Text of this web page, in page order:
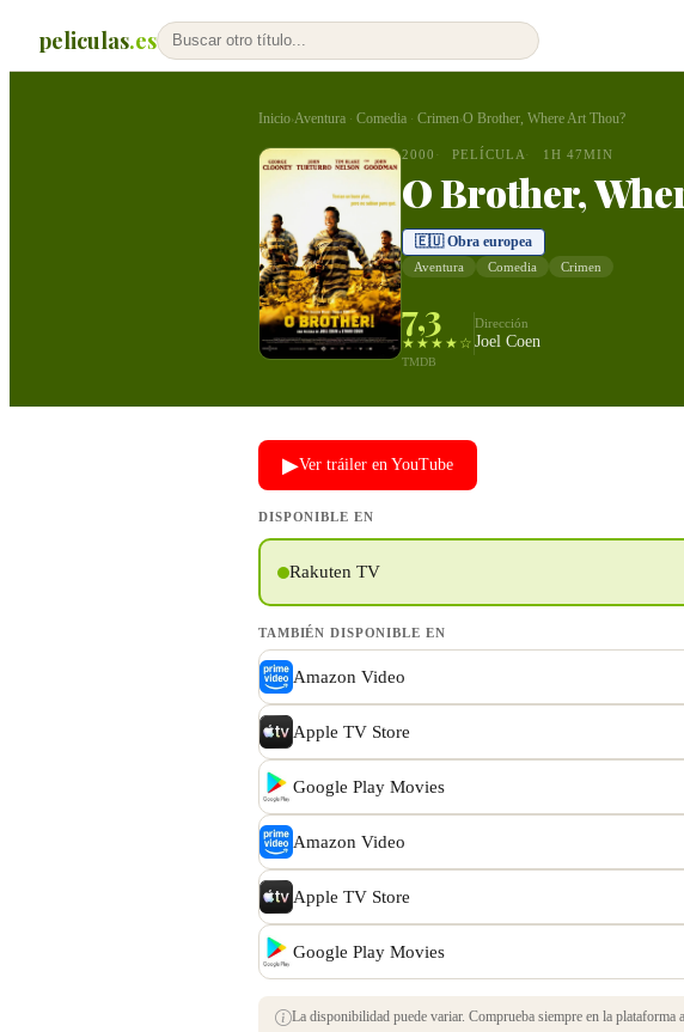
peliculas.es
Inicio›Aventura · Comedia · Crimen›O Brother, Where Art Thou?
2000 PELÍCULA 1H 47MIN
O Brother,
🇪🇺 Obra europea
Aventura Comedia Crimen
7,3
★★★★☆
TMDB
Dirección
Joel Coen
▶Ver tráiler en YouTube
DISPONIBLE EN
Rakuten TV
TAMBIÉN DISPONIBLE EN
Amazon Video
Apple TV Store
Google Play Movies
Amazon Video
Apple TV Store
Google Play Movies
La disponibilidad puede variar. Comprueba siempre en la plataforma